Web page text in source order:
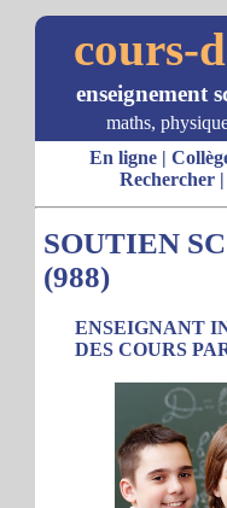
cours-
enseignement
maths,
En ligne|
Rechercher|
SOUTIEN
(988)
ENSEIGNANT
DES COURS